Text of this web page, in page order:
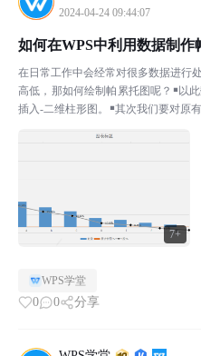
2024-04-24 09:44:07
7+
如何在WPS中利用数据制作
在日常工作中会经常对很多数据进行
高低，那如何绘制帕累托图呢？￭以
插入-二维柱形图。￭其次我们要对原
WPS学堂
0 0 分享